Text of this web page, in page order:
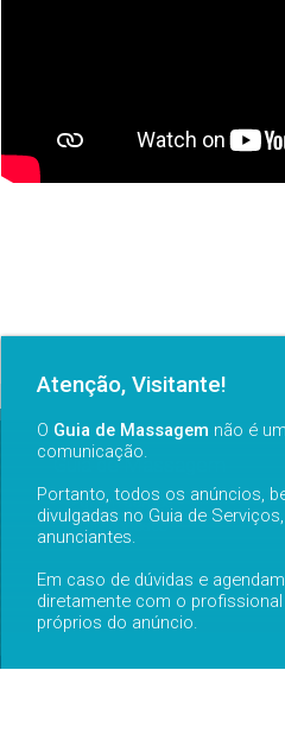
Guia de Massagem
› quem somos
› fale conosco
Atenção, Visitante!
O Guia de Massagem não é
comunicação.
Portanto, todos os anúncios,
divulgadas no Guia de
anunciantes.
Em caso de dúvidas e
diretamente com o
próprios do anúncio.